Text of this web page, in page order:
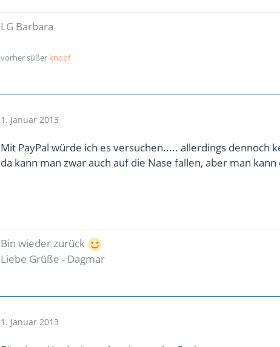
LG Barbara
vorher süßer knopf
1. Januar 2013
Mit PayPal würde ich es versuchen..... allerdings dennoch
da kann man zwar auch auf die Nase fallen, aber man
Bin wieder zurück
Liebe Grüße - Dagmar
1. Januar 2013